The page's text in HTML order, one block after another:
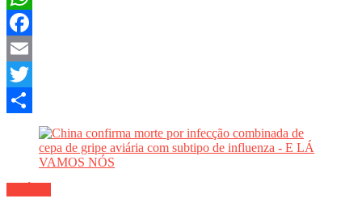
WhatsApp
Facebook
Email
Twitter